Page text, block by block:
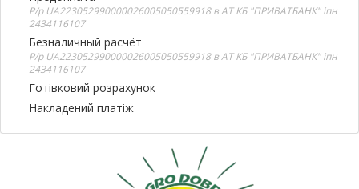
Р/р UA223052990000026005050559918 в АТ КБ "ПРИВАТБАНК" іпн
2434116107
Безналичный расчёт
Р/р UA223052990000026005050559918 в АТ КБ "ПРИВАТБАНК" іпн
2434116107
Готівковий розрахунок
Накладений платіж